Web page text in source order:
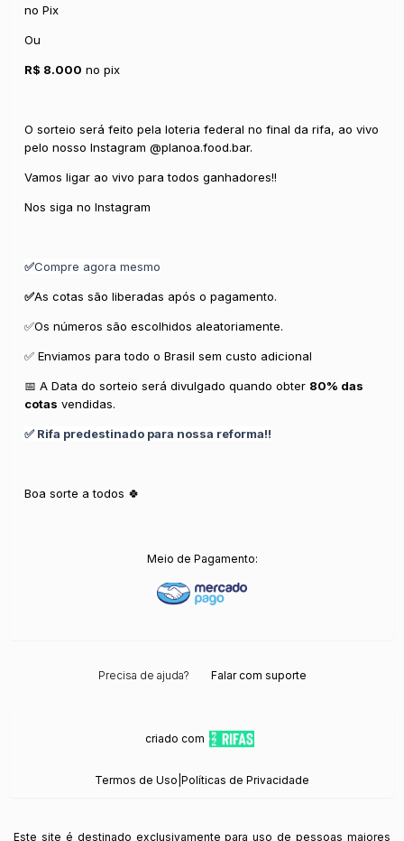
no Pix
Ou
R$ 8.000 no pix
O sorteio será feito pela loteria federal no final da rifa, ao vivo
pelo nosso Instagram @planoa.food.bar.
Vamos ligar ao vivo para todos ganhadores!!
Nos siga no Instagram
✅Compre agora mesmo
✅As cotas são liberadas após o pagamento.
✅Os números são escolhidos aleatoriamente.
✅ Enviamos para todo o Brasil sem custo adicional
📅 A Data do sorteio será divulgado quando obter 80% das
cotas vendidas.
✅ Rifa predestinado para nossa reforma!!
Boa sorte a todos 🍀
Meio de Pagamento:
Precisa de ajuda? Falar com suporte
criado com
Termos de Uso Políticas de Privacidade
Este site é destinado exclusivamente para uso de pessoas maiores